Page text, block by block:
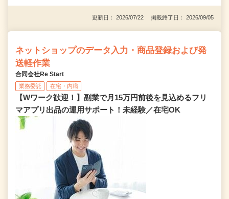
更新日： 2026/07/22 掲載終了日： 2026/09/05
ネットショップのデータ入力・商品登録および発
送軽作業
合同会社Re Start
業務委託 在宅・内職
【Wワーク歓迎！】副業で月15万円前後を見込めるフリ
マアプリ出品の運用サポート！未経験／在宅OK